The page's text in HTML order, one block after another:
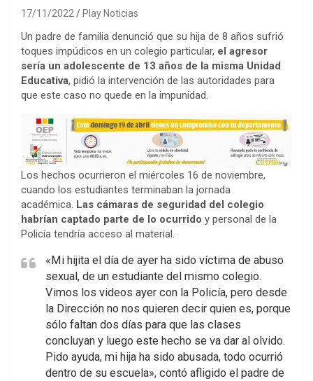
17/11/2022 Play Noticias
Un padre de familia denunció que su hija de 8 años sufrió
toques impúdicos en un colegio particular, el agresor
sería un adolescente de 13 años de la misma Unidad
Educativa, pidió la intervención de las autoridades para
que este caso no quede en la impunidad.
Los hechos ocurrieron el miércoles 16 de noviembre,
cuando los estudiantes terminaban la jornada
académica. Las cámaras de seguridad del colegio
habrían captado parte de lo ocurrido y personal de la
Policía tendría acceso al material.
«Mi hijita el día de ayer ha sido víctima de abuso
sexual, de un estudiante del mismo colegio.
Vimos los videos ayer con la Policía, pero desde
la Dirección no nos quieren decir quien es, porque
sólo faltan dos días para que las clases
concluyan y luego este hecho se va dar al olvido.
Pido ayuda, mi hija ha sido abusada, todo ocurrió
dentro de su escuela», contó afligido el padre de